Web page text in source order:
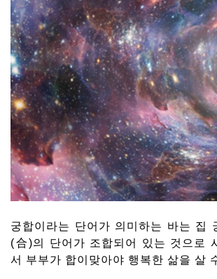
궁합이라는 단어가 의미하는 바는 집
(合)의 단어가 조합되어 있는 것으로
서 부부가 합이맞아야 행복한 삶을 살